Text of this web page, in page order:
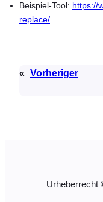
Beispiel-Tool: https://
replace/
« Vorheriger
Urheberrecht